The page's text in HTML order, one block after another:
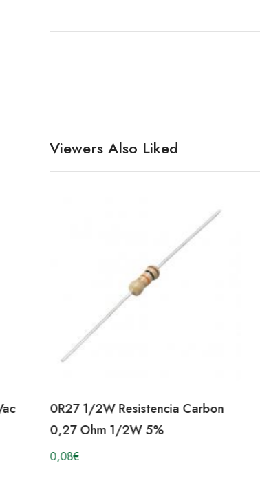
Viewers Also Liked
0R27 1/2W Resistencia Carbon
0,27 Ohm 1/2W 5%
0,08€